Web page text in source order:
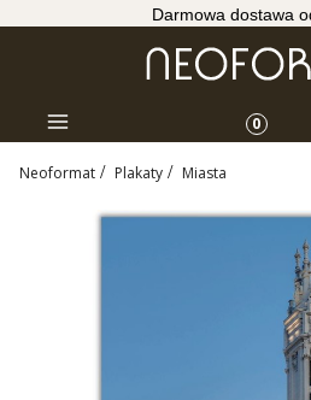
Darmowa dostawa
Menu 0
Neoformat Plakaty Miasta